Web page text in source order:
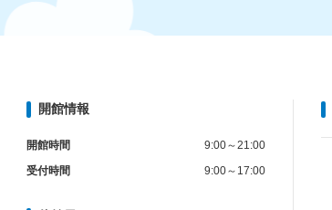
開館情報
開館時間
9:00～21:00
受付時間
9:00～17:00